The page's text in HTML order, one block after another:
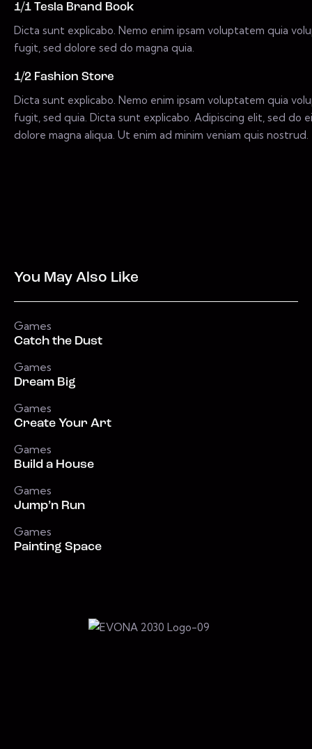
1/1 Tesla Brand Book
Dicta sunt explicabo. Nemo enim ipsam voluptatem quia
fugit, sed dolore sed do magna quia.
1/2 Fashion Store
Dicta sunt explicabo. Nemo enim ipsam voluptatem quia
fugit, sed quia. Dicta sunt explicabo. Adipiscing elit, sed do
dolore magna aliqua. Ut enim ad minim veniam quis nostrud.
You May Also Like
Games
Catch the Dust
Games
Dream Big
Games
Create Your Art
Games
Build a House
Games
Jump’n Run
Games
Painting Space